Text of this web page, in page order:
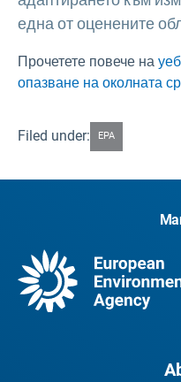
една от оценените
Прочетете повече на
опазване на околната
Filed under: EPA